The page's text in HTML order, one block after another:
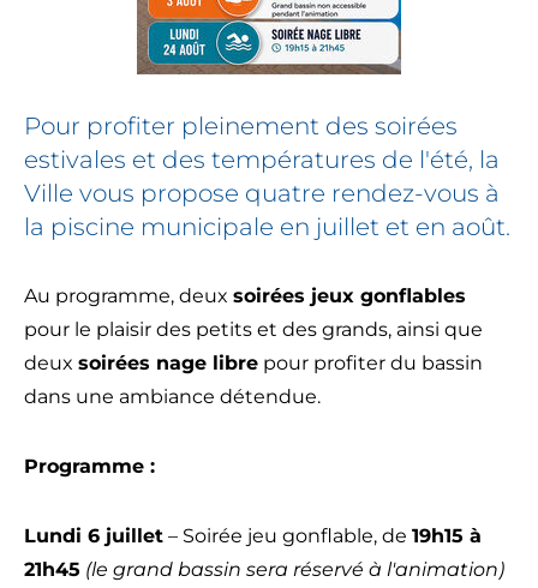
Pour profiter pleinement des soirées
estivales et des températures de l'été, la
Ville vous propose quatre rendez-vous à
la piscine municipale en juillet et en août.
Au programme, deux soirées jeux gonflables
pour le plaisir des petits et des grands, ainsi que
deux soirées nage libre pour profiter du bassin
dans une ambiance détendue.
Programme :
Lundi 6 juillet – Soirée jeu gonflable, de 19h15 à
21h45 (le grand bassin sera réservé à l'animation)